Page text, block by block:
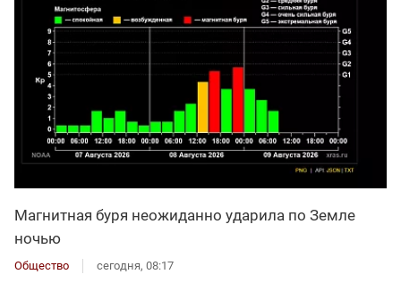
Магнитная буря неожиданно ударила по Земле
ночью
Общество сегодня, 08:17